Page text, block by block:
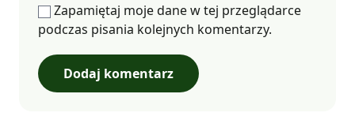
Zapamiętaj moje dane w tej przeglądarce
podczas pisania kolejnych komentarzy.